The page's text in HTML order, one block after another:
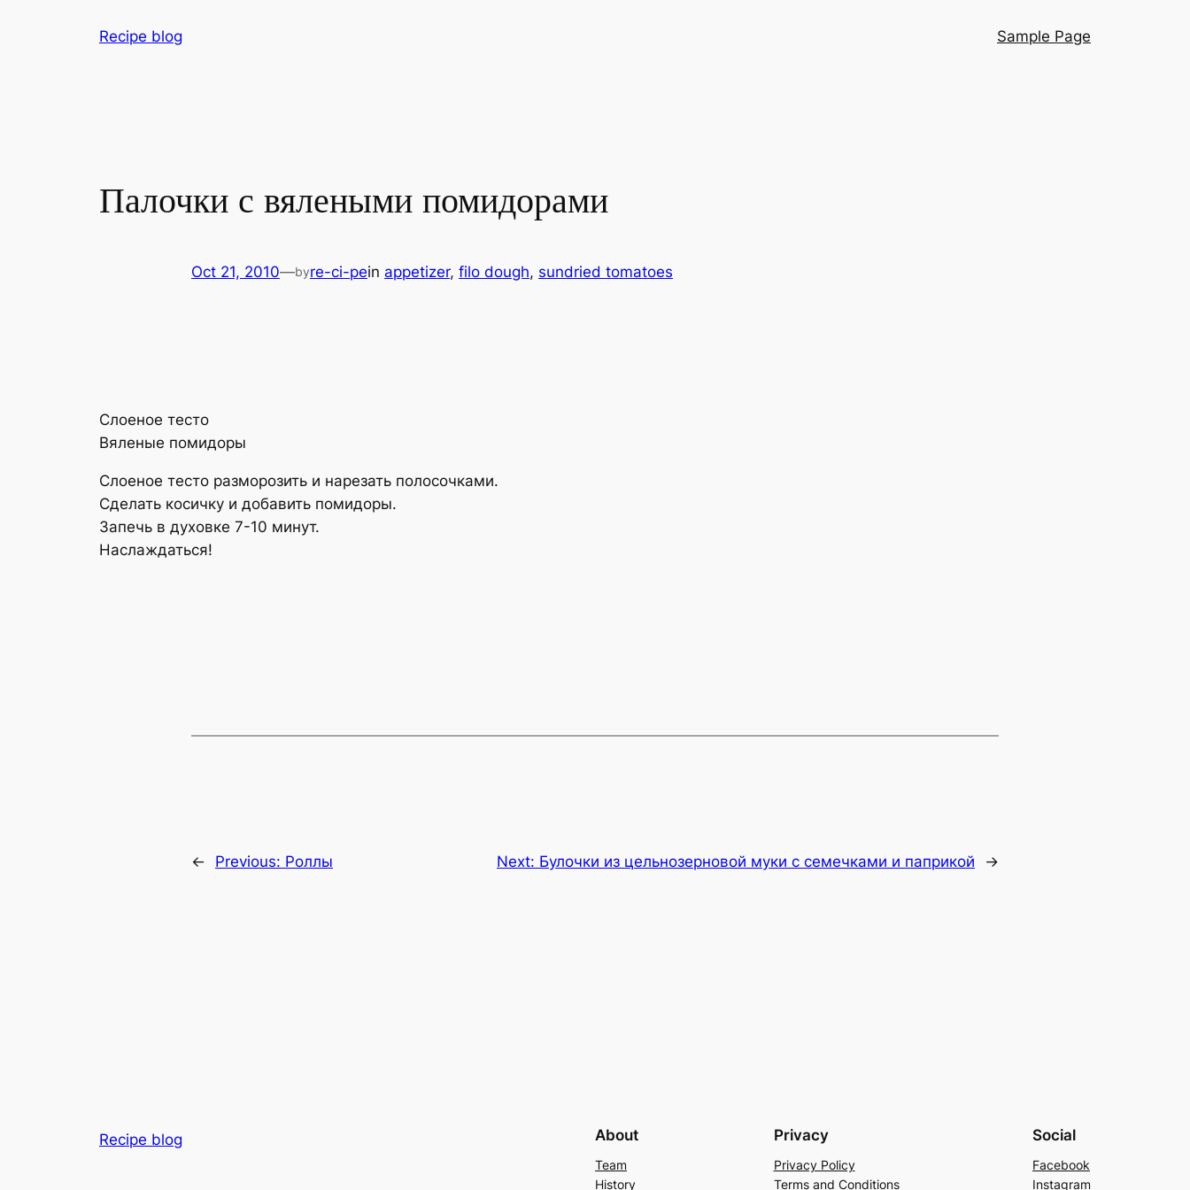
Recipe blog Sample Page
Палочки с вялеными помидорами
Oct 21, 2010—byre-ci-pein appetizer, filo dough, sundried tomatoes
Слоеное тесто
Вяленые помидоры
Слоеное тесто разморозить и нарезать полосочками.
Сделать косичку и добавить помидоры.
Запечь в духовке 7-10 минут.
Наслаждаться!
← Previous: Роллы Next: Булочки из цельнозерновой муки с семечками и паприкой →
Recipe blog About
Team
History
Privacy
Privacy Policy
Terms and Conditions
Social
Facebook
Instagram